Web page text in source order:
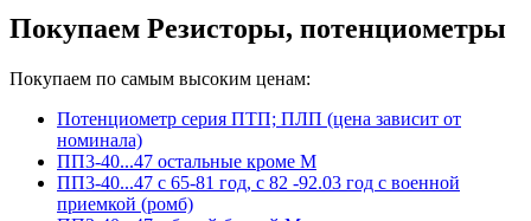
Покупаем Резисторы, потенциометры
Покупаем по самым высоким ценам:
Потенциометр серия ПТП; ПЛП (цена зависит от
номинала)
ПП3-40...47 остальные кроме М
ПП3-40...47 с 65-81 год, с 82 -92.03 год с военной
приемкой (ромб)